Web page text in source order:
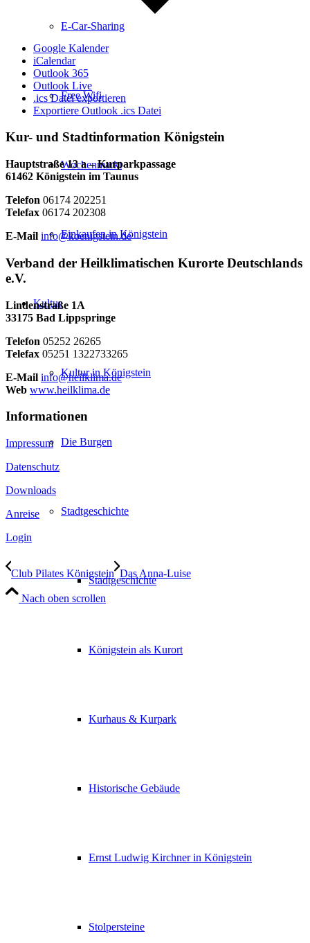
E-Car-Sharing
Free Wifi
Wochenmarkt
Einkaufen in Königstein
Kultur
Kultur in Königstein
Die Burgen
Stadtgeschichte
Stadtgeschichte
Königstein als Kurort
Kurhaus & Kurpark
Historische Gebäude
Ernst Ludwig Kirchner in Königstein
Stolpersteine
Google Kalender
iCalendar
Outlook 365
Outlook Live
.ics Datei exportieren
Exportiere Outlook .ics Datei
Kur- und Stadtinformation Königstein
Hauptstraße 13 a – Kurparkpassage
61462 Königstein im Taunus
Telefon 06174 202251
Telefax 06174 202308
E-Mail info@koenigstein.de
Verband der Heilklimatischen Kurorte Deutschlands
e.V.
Lindenstraße 1A
33175 Bad Lippspringe
Telefon 05252 26265
Telefax 05251 1322733265
E-Mail info@heilklima.de
Web www.heilklima.de
Informationen
Impressum
Datenschutz
Downloads
Anreise
Login
Club Pilates Königstein Das Anna-Luise
Nach oben scrollen